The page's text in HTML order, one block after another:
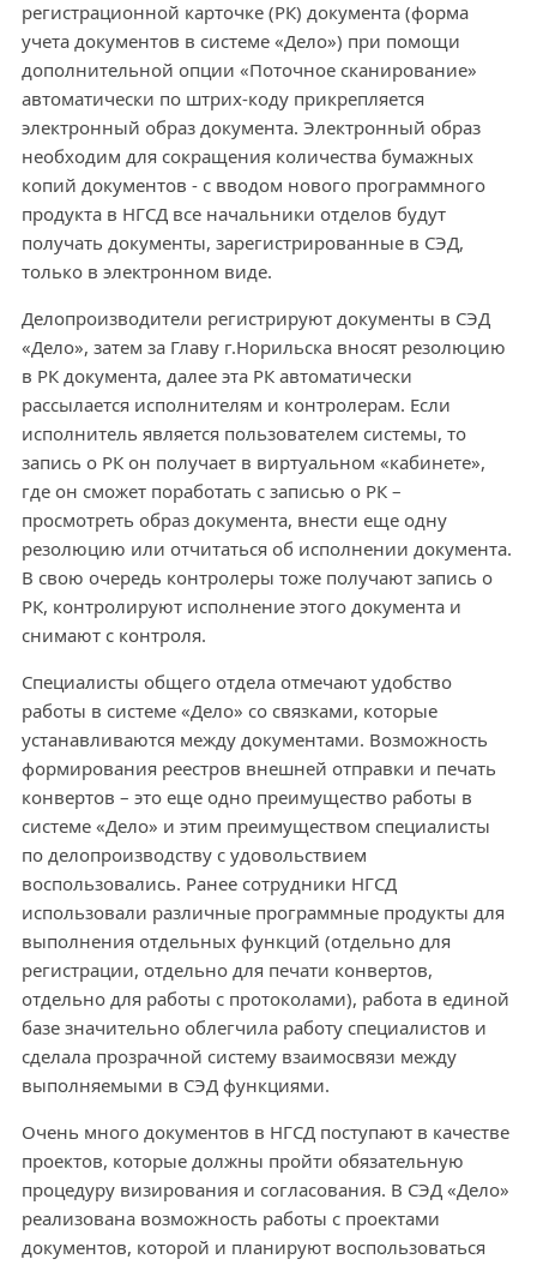
регистрационной карточке (РК) документа (форма
учета документов в системе «Дело») при помощи
дополнительной опции «Поточное сканирование»
автоматически по штрих-коду прикрепляется
электронный образ документа. Электронный образ
необходим для сокращения количества бумажных
копий документов - с вводом нового программного
продукта в НГСД все начальники отделов будут
получать документы, зарегистрированные в СЭД,
только в электронном виде.
Делопроизводители регистрируют документы в СЭД
«Дело», затем за Главу г.Норильска вносят резолюцию
в РК документа, далее эта РК автоматически
рассылается исполнителям и контролерам. Если
исполнитель является пользователем системы, то
запись о РК он получает в виртуальном «кабинете»,
где он сможет поработать с записью о РК –
просмотреть образ документа, внести еще одну
резолюцию или отчитаться об исполнении документа.
В свою очередь контролеры тоже получают запись о
РК, контролируют исполнение этого документа и
снимают с контроля.
Специалисты общего отдела отмечают удобство
работы в системе «Дело» со связками, которые
устанавливаются между документами. Возможность
формирования реестров внешней отправки и печать
конвертов – это еще одно преимущество работы в
системе «Дело» и этим преимуществом специалисты
по делопроизводству с удовольствием
воспользовались. Ранее сотрудники НГСД
использовали различные программные продукты для
выполнения отдельных функций (отдельно для
регистрации, отдельно для печати конвертов,
отдельно для работы с протоколами), работа в единой
базе значительно облегчила работу специалистов и
сделала прозрачной систему взаимосвязи между
выполняемыми в СЭД функциями.
Очень много документов в НГСД поступают в качестве
проектов, которые должны пройти обязательную
процедуру визирования и согласования. В СЭД «Дело»
реализована возможность работы с проектами
документов, которой и планируют воспользоваться